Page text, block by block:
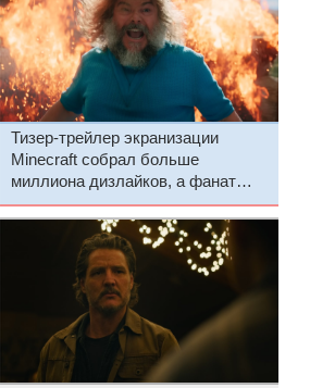
Тизер-трейлер экранизации
Minecraft собрал больше
миллиона дизлайков, а фанат
показал, как должен был
выглядеть фильм